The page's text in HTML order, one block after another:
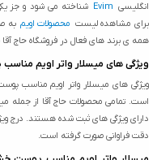
انگلیسی Evim شناخته می شود و جز
برای مشاهده لیست محصولات اویم به
همه ی برند های فعال در فروشگاه حاج
ویژگی های میسلار واتر اویم مناسب پوست
دارای ویژگی های ثبت شده هستند. درج
دقت فراوانی صورت گرفته است.